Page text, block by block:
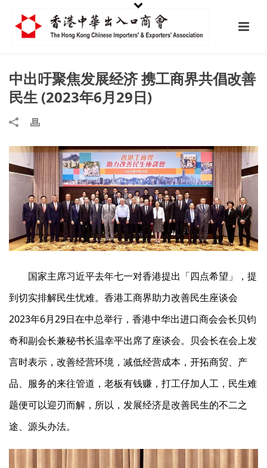
中出吁聚焦发展经济 携工商界共倡改善
民生 (2023年6月29日)
国家主席习近平去年七一对香港提出「四点希望」，提
到切实排解民生忧难。香港工商界助力改善民生座谈会
2023年6月29日在中总举行，香港中华出进口商会会长贝钧
奇和副会长兼秘书长温幸平出席了座谈会。贝会长在会上发
言时表示，改善经营环境，减低经营成本，开拓商贸、产
品、服务的来往管道，老板有钱赚，打工仔加人工，民生难
题便可以迎刃而解，所以，发展经济是改善民生的不二之
途、源头办法。